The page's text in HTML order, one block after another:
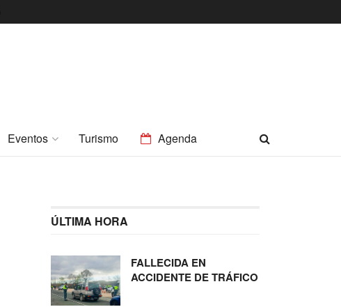
Eventos Turismo Agenda
ÚLTIMA HORA
FALLECIDA EN
ACCIDENTE DE TRÁFICO